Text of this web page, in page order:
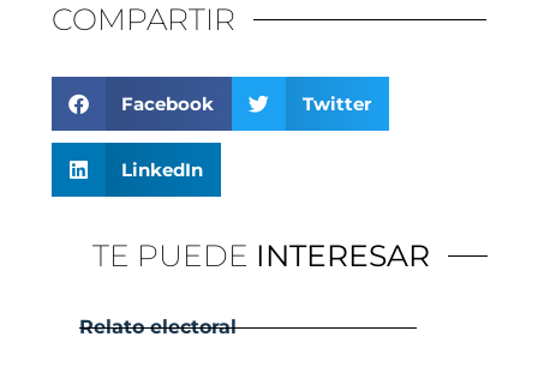
COMPARTIR
Facebook Twitter
LinkedIn
TE PUEDE INTERESAR
Relato electoral